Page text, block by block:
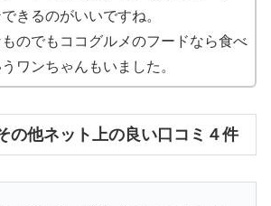
きるのがいいですね。
のでもココグルメのフードなら食べ
ワンちゃんもいました。
の他ネット上の良い口コミ４件